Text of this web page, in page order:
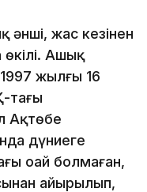
әнші, жас кезінен
Ашық
жылғы 16
тағы
Ақтөбе
дүниеге
оңай болмаған,
айырылып,